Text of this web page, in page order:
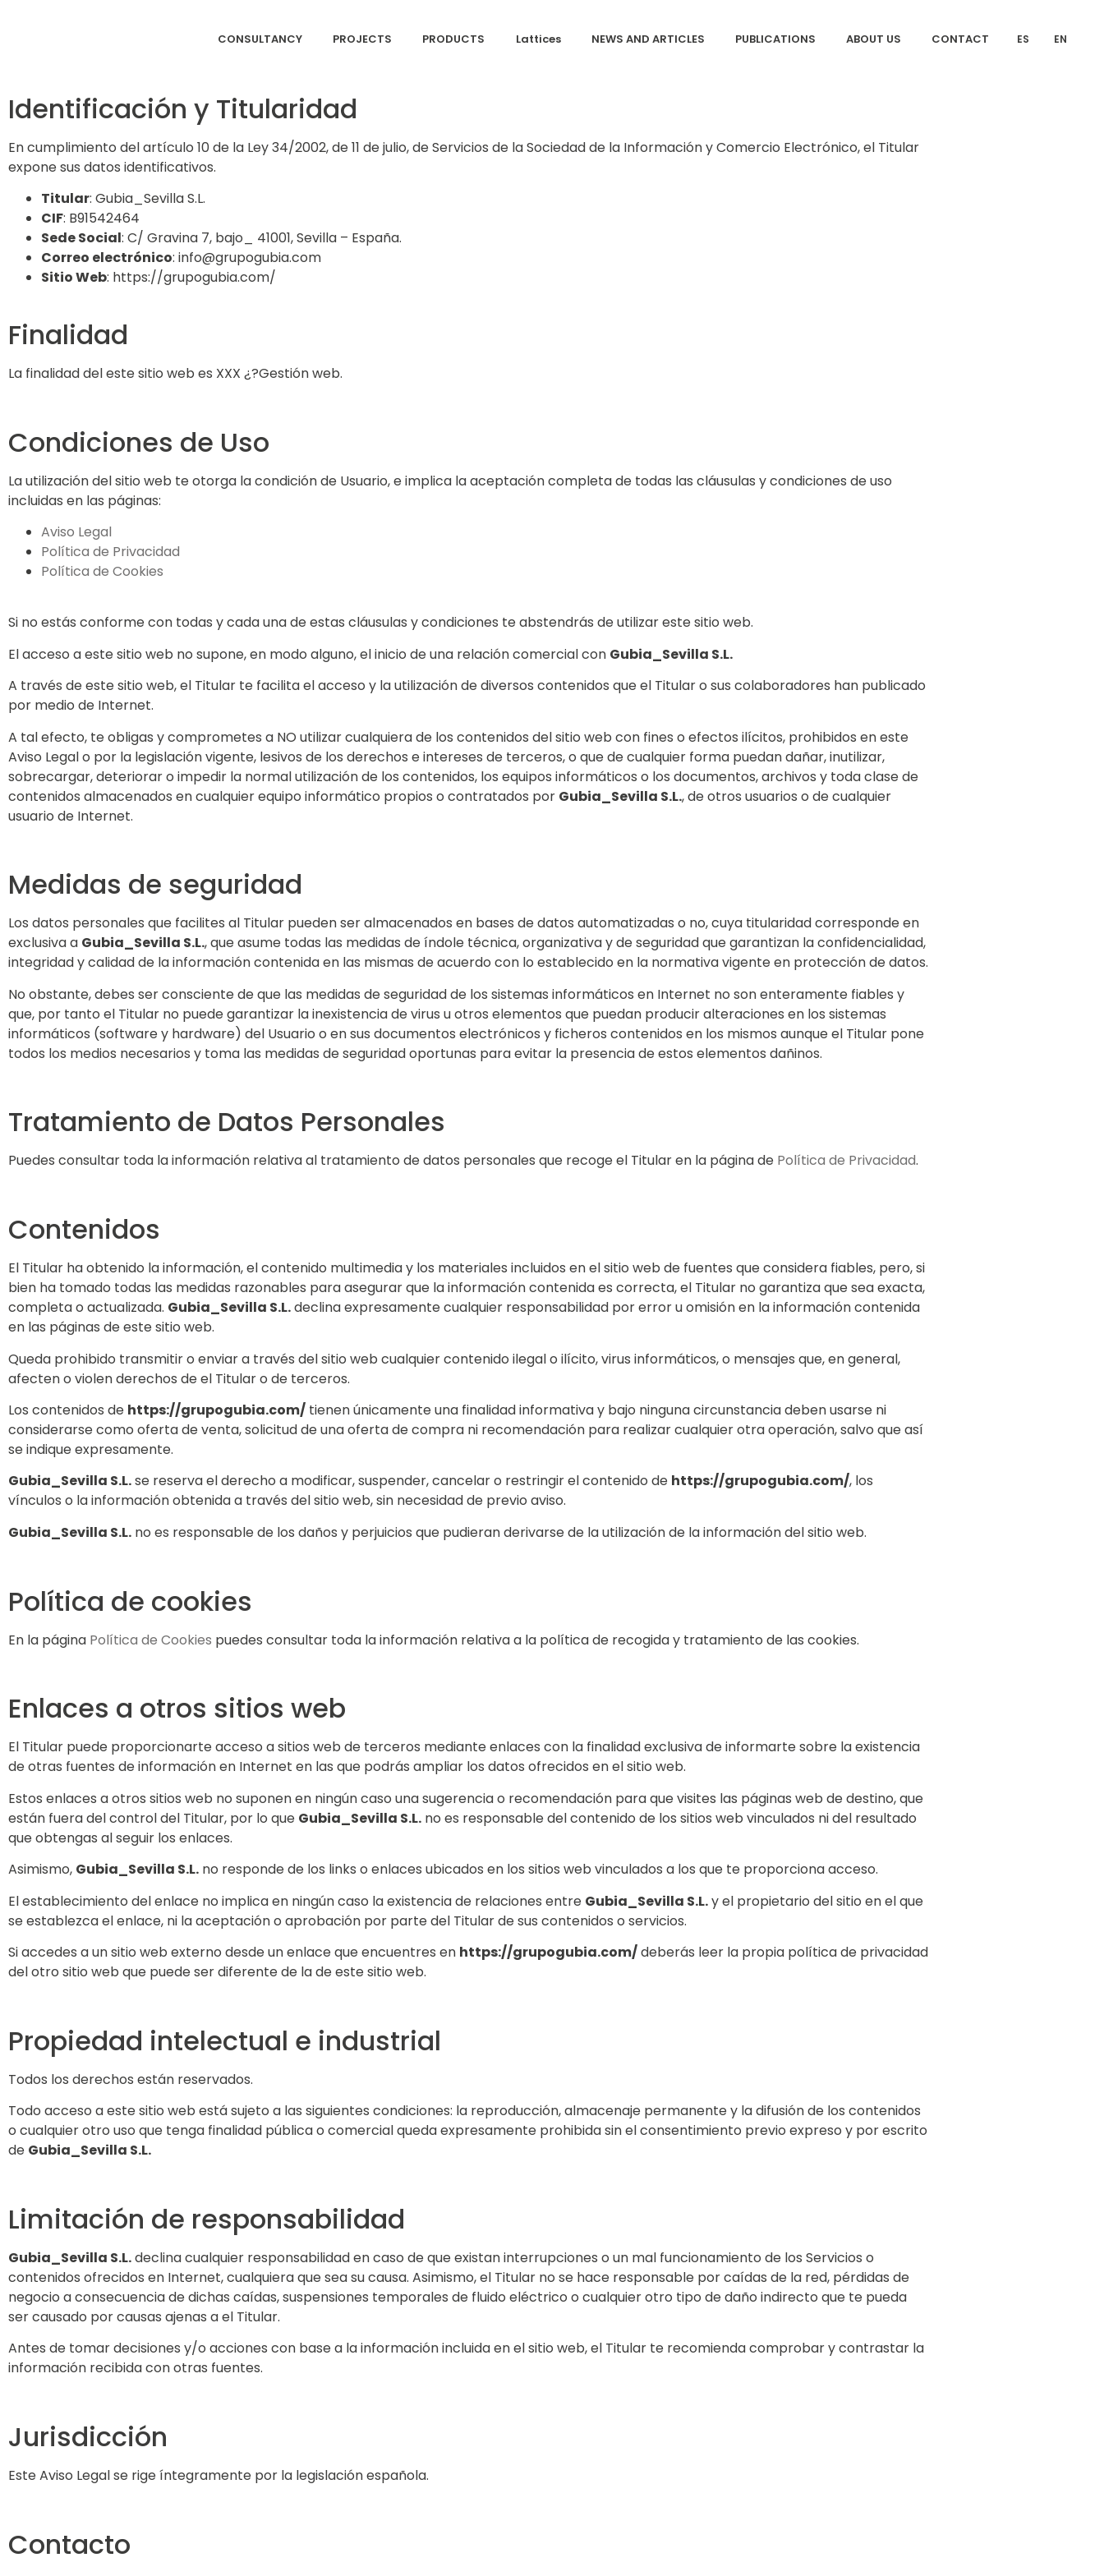
CONSULTANCY PROJECTS PRODUCTS Lattices NEWS AND ARTICLES PUBLICATIONS ABOUT US CONTACT ES EN
Identificación y Titularidad
En cumplimiento del artículo 10 de la Ley 34/2002, de 11 de julio, de Servicios de la Sociedad de la Información y Comercio Electrónico, el Titular
expone sus datos identificativos.
Titular: Gubia_Sevilla S.L.
CIF: B91542464
Sede Social: C/ Gravina 7, bajo_ 41001, Sevilla – España.
Correo electrónico: info@grupogubia.com
Sitio Web: https://grupogubia.com/
Finalidad
La finalidad del este sitio web es XXX ¿?Gestión web.
Condiciones de Uso
La utilización del sitio web te otorga la condición de Usuario, e implica la aceptación completa de todas las cláusulas y condiciones de uso
incluidas en las páginas:
Aviso Legal
Política de Privacidad
Política de Cookies
Si no estás conforme con todas y cada una de estas cláusulas y condiciones te abstendrás de utilizar este sitio web.
El acceso a este sitio web no supone, en modo alguno, el inicio de una relación comercial con Gubia_Sevilla S.L.
A través de este sitio web, el Titular te facilita el acceso y la utilización de diversos contenidos que el Titular o sus colaboradores han publicado
por medio de Internet.
A tal efecto, te obligas y comprometes a NO utilizar cualquiera de los contenidos del sitio web con fines o efectos ilícitos, prohibidos en este
Aviso Legal o por la legislación vigente, lesivos de los derechos e intereses de terceros, o que de cualquier forma puedan dañar, inutilizar,
sobrecargar, deteriorar o impedir la normal utilización de los contenidos, los equipos informáticos o los documentos, archivos y toda clase de
contenidos almacenados en cualquier equipo informático propios o contratados por Gubia_Sevilla S.L., de otros usuarios o de cualquier
usuario de Internet.
Medidas de seguridad
Los datos personales que facilites al Titular pueden ser almacenados en bases de datos automatizadas o no, cuya titularidad corresponde en
exclusiva a Gubia_Sevilla S.L., que asume todas las medidas de índole técnica, organizativa y de seguridad que garantizan la confidencialidad,
integridad y calidad de la información contenida en las mismas de acuerdo con lo establecido en la normativa vigente en protección de datos.
No obstante, debes ser consciente de que las medidas de seguridad de los sistemas informáticos en Internet no son enteramente fiables y
que, por tanto el Titular no puede garantizar la inexistencia de virus u otros elementos que puedan producir alteraciones en los sistemas
informáticos (software y hardware) del Usuario o en sus documentos electrónicos y ficheros contenidos en los mismos aunque el Titular pone
todos los medios necesarios y toma las medidas de seguridad oportunas para evitar la presencia de estos elementos dañinos.
Tratamiento de Datos Personales
Puedes consultar toda la información relativa al tratamiento de datos personales que recoge el Titular en la página de Política de Privacidad.
Contenidos
El Titular ha obtenido la información, el contenido multimedia y los materiales incluidos en el sitio web de fuentes que considera fiables, pero, si
bien ha tomado todas las medidas razonables para asegurar que la información contenida es correcta, el Titular no garantiza que sea exacta,
completa o actualizada. Gubia_Sevilla S.L.declina expresamente cualquier responsabilidad por error u omisión en la información contenida
en las páginas de este sitio web.
Queda prohibido transmitir o enviar a través del sitio web cualquier contenido ilegal o ilícito, virus informáticos, o mensajes que, en general,
afecten o violen derechos de el Titular o de terceros.
Los contenidos de https://grupogubia.com/ tienen únicamente una finalidad informativa y bajo ninguna circunstancia deben usarse ni
considerarse como oferta de venta, solicitud de una oferta de compra ni recomendación para realizar cualquier otra operación, salvo que así
se indique expresamente.
Gubia_Sevilla S.L.se reserva el derecho a modificar, suspender, cancelar o restringir el contenido de https://grupogubia.com/, los
vínculos o la información obtenida a través del sitio web, sin necesidad de previo aviso.
Gubia_Sevilla S.L. no es responsable de los daños y perjuicios que pudieran derivarse de la utilización de la información del sitio web.
Política de cookies
En la página Política de Cookies puedes consultar toda la información relativa a la política de recogida y tratamiento de las cookies.
Enlaces a otros sitios web
El Titular puede proporcionarte acceso a sitios web de terceros mediante enlaces con la finalidad exclusiva de informarte sobre la existencia
de otras fuentes de información en Internet en las que podrás ampliar los datos ofrecidos en el sitio web.
Estos enlaces a otros sitios web no suponen en ningún caso una sugerencia o recomendación para que visites las páginas web de destino, que
están fuera del control del Titular, por lo que Gubia_Sevilla S.L. no es responsable del contenido de los sitios web vinculados ni del resultado
que obtengas al seguir los enlaces.
Asimismo, Gubia_Sevilla S.L. no responde de los links o enlaces ubicados en los sitios web vinculados a los que te proporciona acceso.
El establecimiento del enlace no implica en ningún caso la existencia de relaciones entre Gubia_Sevilla S.L.y el propietario del sitio en el que
se establezca el enlace, ni la aceptación o aprobación por parte del Titular de sus contenidos o servicios.
Si accedes a un sitio web externo desde un enlace que encuentres en https://grupogubia.com/deberás leer la propia política de privacidad
del otro sitio web que puede ser diferente de la de este sitio web.
Propiedad intelectual e industrial
Todos los derechos están reservados.
Todo acceso a este sitio web está sujeto a las siguientes condiciones: la reproducción, almacenaje permanente y la difusión de los contenidos
o cualquier otro uso que tenga finalidad pública o comercial queda expresamente prohibida sin el consentimiento previo expreso y por escrito
de Gubia_Sevilla S.L.
Limitación de responsabilidad
Gubia_Sevilla S.L.declina cualquier responsabilidad en caso de que existan interrupciones o un mal funcionamiento de los Servicios o
contenidos ofrecidos en Internet, cualquiera que sea su causa. Asimismo, el Titular no se hace responsable por caídas de la red, pérdidas de
negocio a consecuencia de dichas caídas, suspensiones temporales de fluido eléctrico o cualquier otro tipo de daño indirecto que te pueda
ser causado por causas ajenas a el Titular.
Antes de tomar decisiones y/o acciones con base a la información incluida en el sitio web, el Titular te recomienda comprobar y contrastar la
información recibida con otras fuentes.
Jurisdicción
Este Aviso Legal se rige íntegramente por la legislación española.
Contacto